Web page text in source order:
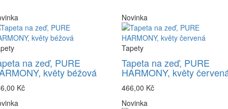
na zeď, PURE
květy béžová
Kč
Novinka
Tapety
Tapeta na zeď, PURE
HARMONY, květy
466,00 Kč
Novinka